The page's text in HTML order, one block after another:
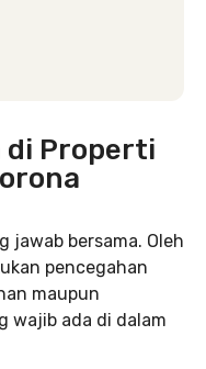
di Properti
jawab bersama. Oleh
pencegahan
maupun
wajib ada di dalam